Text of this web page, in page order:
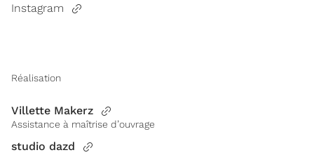
Instagram
Réalisation
Villette Makerz
Assistance à maîtrise d’ouvrage
studio dazd